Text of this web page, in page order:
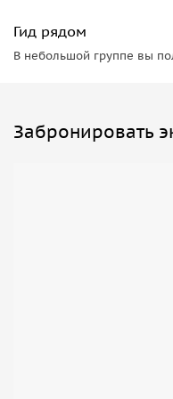
Гид рядом
В небольшой группе вы
Забронировать